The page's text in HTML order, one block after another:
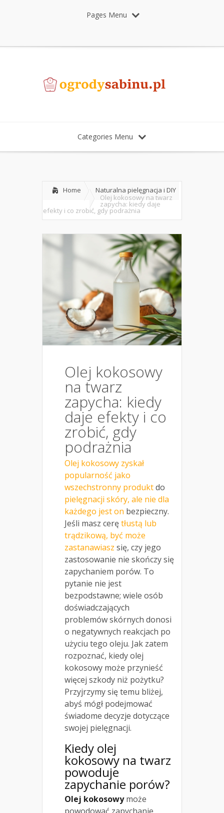
Pages Menu
Categories Menu
Home
Naturalna pielęgnacja i DIY
Olej kokosowy na twarz
zapycha: kiedy daje
efekty i co zrobić, gdy podrażnia
Olej kokosowy
na twarz
zapycha: kiedy
daje efekty i co
zrobić, gdy
podrażnia
Olej kokosowy zyskał
popularność jako
wszechstronny produktdo
pielęgnacji skóry, ale nie dla
każdego jest on bezpieczny.
Jeśli masz cerętłustą lub
trądzikową, być może
zastanawiasz się, czy jego
zastosowanie nie skończy się
zapychaniem porów. To
pytanie nie jest
bezpodstawne; wiele osób
doświadczających
problemów skórnych donosi
o negatywnych reakcjach po
użyciu tego oleju. Jak zatem
rozpoznać, kiedy olej
kokosowy może przynieść
więcej szkody niż pożytku?
Przyjrzymy się temu bliżej,
abyś mógł podejmować
świadome decyzje dotyczące
swojej pielęgnacji.
Kiedy olej
kokosowy na twarz
powoduje
zapychanie porów?
Olej kokosowymoże